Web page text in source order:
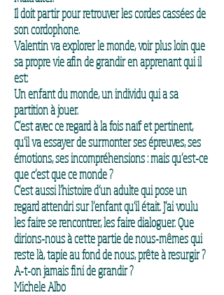
Il doit partir pour retrouver les cordes cassées de
son cordophone.
Valentin va explorer le monde, voir plus loin que
sa propre vie afin de grandir en apprenant qui il
est:
Un enfant du monde, un individu qui a sa
partition à jouer.
C’est avec ce regard à la fois naïf et pertinent,
qu’il va essayer de surmonter ses épreuves, ses
émotions, ses incompréhensions : mais qu’est-ce
que c’est que ce monde ?
C’est aussi l’histoire d’un adulte qui pose un
regard attendri sur l’enfant qu’il était. J’ai voulu
les faire se rencontrer, les faire dialoguer. Que
dirions-nous à cette partie de nous-mêmes qui
reste là, tapie au fond de nous, prête à resurgir ?
A-t-on jamais fini de grandir ?
Michele Albo